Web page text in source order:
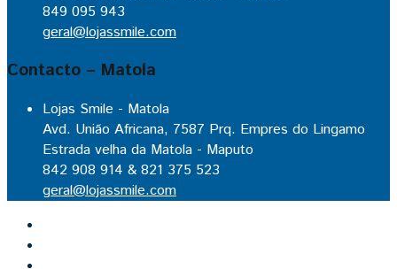
849 095 943
geral@lojassmile.com
Contacto – Matola
Lojas Smile - Matola
Avd. União Africana, 7587 Prq. Empres do Lingamo
Estrada velha da Matola - Maputo
842 908 914 & 821 375 523
geral@lojassmile.com